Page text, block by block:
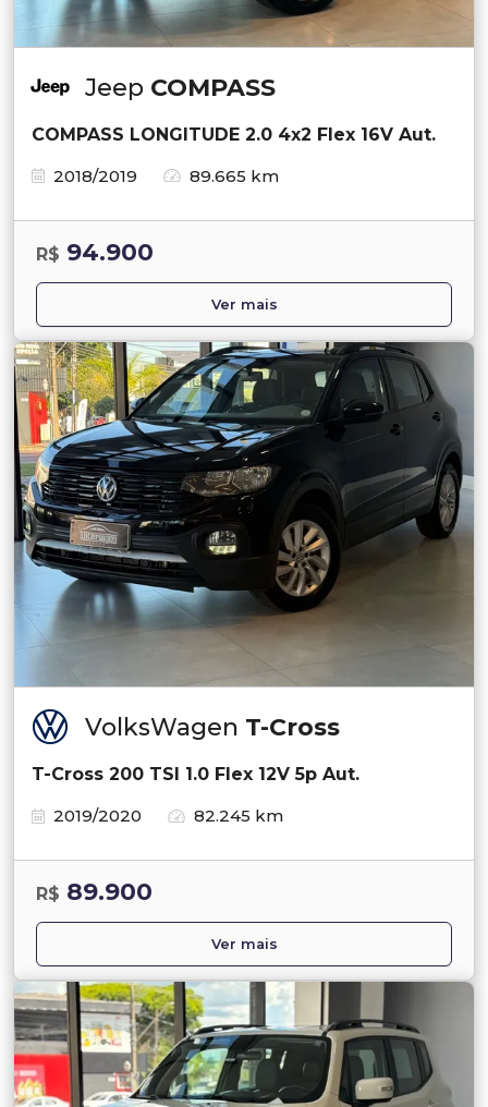
Jeep COMPASS
COMPASS LONGITUDE 2.0 4x2 Flex 16V Aut.
2018/2019
89.665 km
R$ 94.900
Ver mais
VolksWagen T-Cross
T-Cross 200 TSI 1.0 Flex 12V 5p Aut.
2019/2020
82.245 km
R$ 89.900
Ver mais